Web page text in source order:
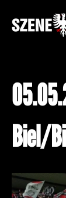
Biel/